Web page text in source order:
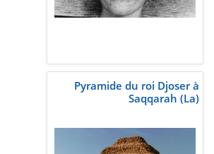
Pyramide du roi Djoser à
Saqqarah (La)